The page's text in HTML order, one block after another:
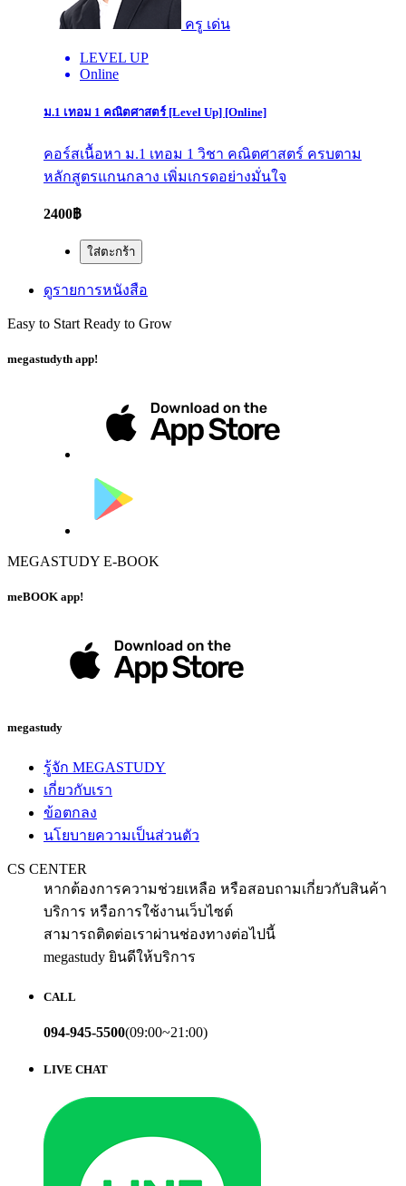
ครู เด่น
LEVEL UP
Online
ม.1 เทอม 1 คณิตศาสตร์ [Level Up] [Online]
คอร์สเนื้อหา ม.1 เทอม 1 วิชา คณิตศาสตร์ ครบตาม
หลักสูตรแกนกลาง เพิ่มเกรดอย่างมั่นใจ
2400฿
ใส่ตะกร้า
ดูรายการหนังสือ
Easy to Start Ready to Grow
megastudyth app!
MEGASTUDY E-BOOK
meBOOK app!
megastudy
รู้จัก MEGASTUDY
เกี่ยวกับเรา
ข้อตกลง
นโยบายความเป็นส่วนตัว
CS CENTER
หากต้องการความช่วยเหลือ หรือสอบถามเกี่ยวกับสินค้า
บริการ หรือการใช้งานเว็บไซต์
สามารถติดต่อเราผ่านช่องทางต่อไปนี้
megastudy ยินดีให้บริการ
CALL
094-945-5500(09:00~21:00)
LIVE CHAT